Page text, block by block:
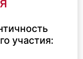
участия: